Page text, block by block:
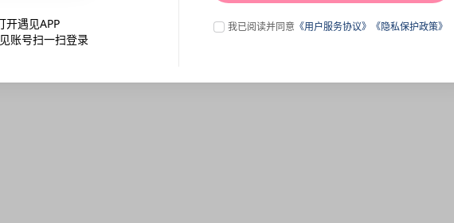
开遇见APP
账号扫一扫登录
我已阅读并同意 《用户服务协议》 《隐私保护政策》